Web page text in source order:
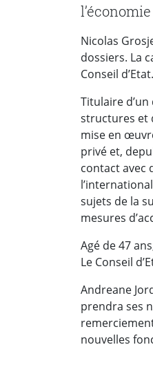
Nicolas
dossiers. La
Conseil d’Etat.
Titulaire
structures et
mise en
privé et,
contact avec
sujets de la
mesures
Agé de 47
Le Conseil
Andreane
prendra ses
nouvelles